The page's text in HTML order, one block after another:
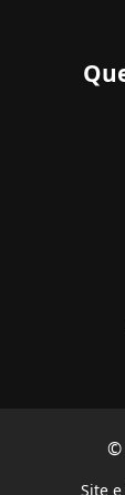
©
Site